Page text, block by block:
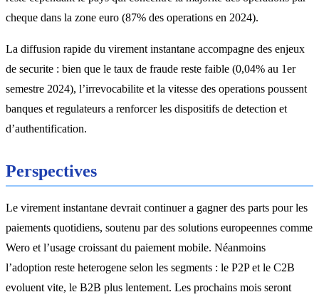
cheque dans la zone euro (87% des operations en 2024).
La diffusion rapide du virement instantane accompagne des enjeux
de securite : bien que le taux de fraude reste faible (0,04% au 1er
semestre 2024), l’irrevocabilite et la vitesse des operations poussent
banques et regulateurs a renforcer les dispositifs de detection et
d’authentification.
Perspectives
Le virement instantane devrait continuer a gagner des parts pour les
paiements quotidiens, soutenu par des solutions europeennes comme
Wero et l’usage croissant du paiement mobile. Néanmoins
l’adoption reste heterogene selon les segments : le P2P et le C2B
evoluent vite, le B2B plus lentement. Les prochains mois seront